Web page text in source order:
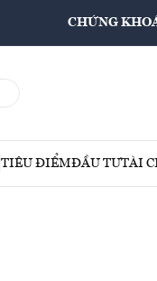
CHỨNG
TIÊU ĐIỂMĐẦU TƯTÀI